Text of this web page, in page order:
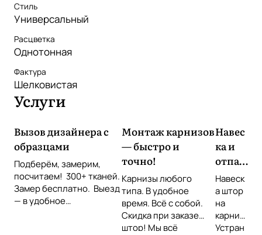
Стиль
Универсальный
Расцветка
Однотонная
Фактура
Шелковистая
Услуги
Вызов дизайнера с
образцами
Подберём, замерим,
посчитаем! 300+ тканей.
Замер бесплатно. Выезд
— в удобное
Монтаж карнизов
— быстро и
точно!
Карнизы любого
типа. В удобное
время. Всё с собой.
Скидка при заказе
штор! Мы всё
Навес
ка и
отпар
ивани
е
штор
Навеск
а штор
на
карниз
Устран